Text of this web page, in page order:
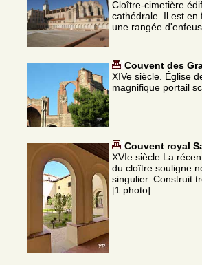
Cloître-cimetière
cathédrale. Il est
une rangée
Couvent des
XIVe siècle. Église
magnifique portail
Couvent royal
XVIe siècle La
du cloître souligne
singulier. Construit
[1 photo]